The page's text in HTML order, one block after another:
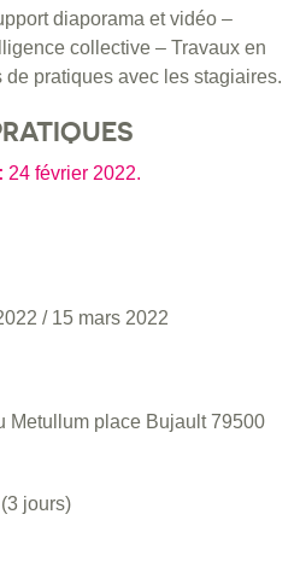
diaporama et vidéo –
collective – Travaux en
pratiques avec les stagiaires.
24 février 2022.
/ 15 mars 2022
Metullum place Bujault 79500
jours)